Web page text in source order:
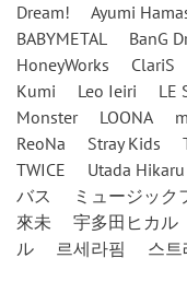
Dream!
Ayumi
BABYMETAL
BanG
HoneyWorks
ClariS
Kumi
Leo Ieiri LE
Monster
LOONA
ReoNa
Stray Kids
TWICE
Utada Hikaru
バス
ミュージック
來未
宇多田ヒカル
ル
르세라핌 스